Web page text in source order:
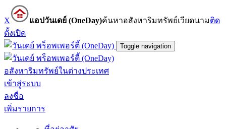
X แอปวันเดย์ (OneDay)ค้นหาอสังหาริมทรัพย์เวียดนามติด
ตั้งเปิด
Toggle navigation
อสังหาริมทรัพย์ในต่างประเทศ
เข้าสู่ระบบ
ลงชื่อ
เพิ่มรายการ